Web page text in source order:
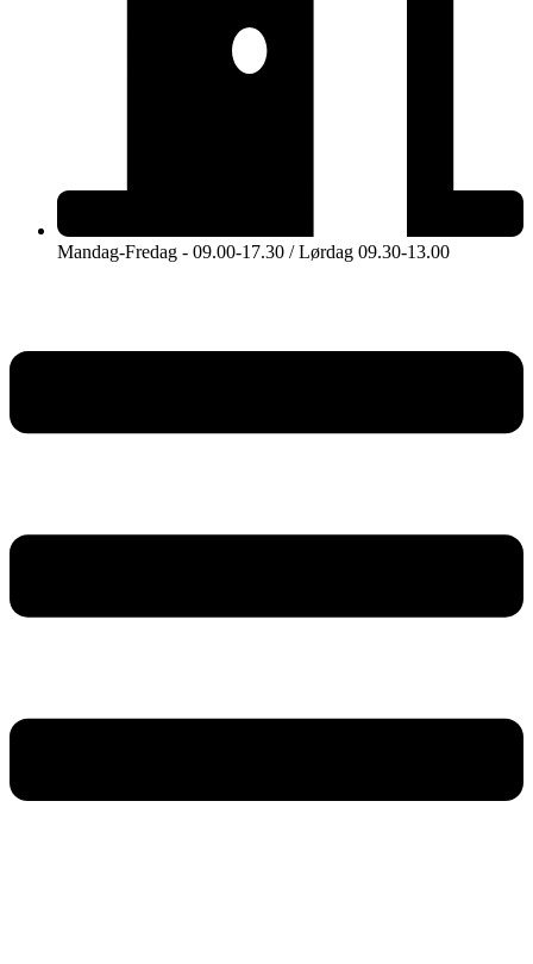
Mandag-Fredag - 09.00-17.30 / Lørdag 09.30-13.00